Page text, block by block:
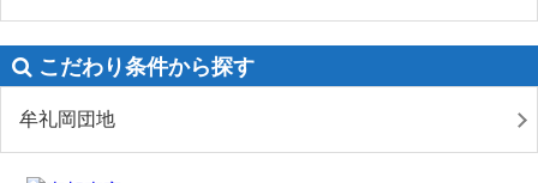
こだわり条件から探す
牟礼岡団地